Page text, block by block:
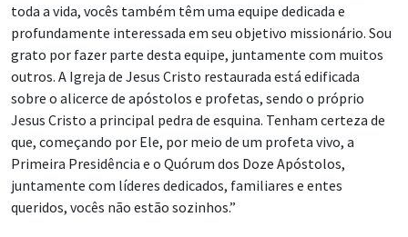
toda a vida, vocês também têm uma equipe dedicada e
profundamente interessada em seu objetivo missionário. Sou
grato por fazer parte desta equipe, juntamente com muitos
outros. A Igreja de Jesus Cristo restaurada está edificada
sobre o alicerce de apóstolos e profetas, sendo o próprio
Jesus Cristo a principal pedra de esquina. Tenham certeza de
que, começando por Ele, por meio de um profeta vivo, a
Primeira Presidência e o Quórum dos Doze Apóstolos,
juntamente com líderes dedicados, familiares e entes
queridos, vocês não estão sozinhos.”